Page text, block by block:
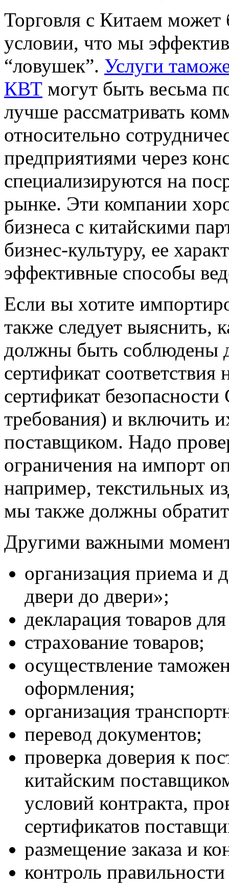
Торговля с Китаем может
условии, что мы
“ловушек”. Услуги
КВТ могут быть весьма
лучше рассматривать
относительно
предприятиями через
специализируются на
рынке. Эти компании
бизнеса с китайскими
бизнес-культуру, ее
эффективные способы
Если вы хотите
также следует выяснить,
должны быть соблюдены
сертификат
сертификат
требования) и включить
поставщиком. Надо
ограничения на импорт
например, текстильных
мы также должны
Другими важными
организация приема и
двери до двери»;
декларация товаров
страхование товаров;
осуществление
оформления;
организация
перевод документов;
проверка доверия к
китайским
условий контракта,
сертификатов
размещение заказа и
контроль